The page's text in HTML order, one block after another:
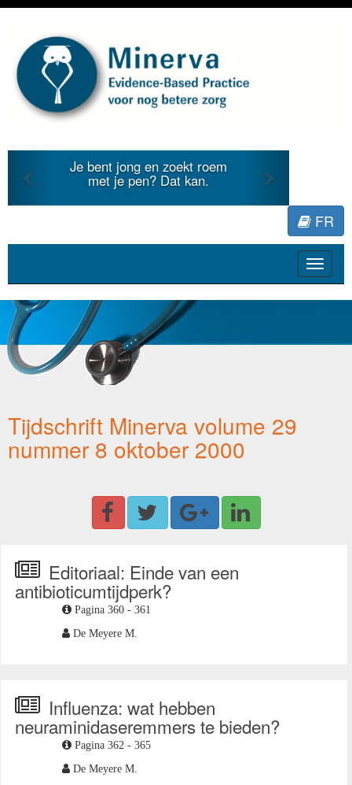
Je bent jong en zoekt roem
met je pen? Dat kan.
Previous
FR
Toggle
Tijdschrift Minerva volume 29
nummer 8 oktober 2000
Editoriaal: Einde van een
antibioticumtijdperk?
Pagina 360 - 361
De Meyere M.
Influenza: wat hebben
neuraminidaseremmers te bieden?
Pagina 362 - 365
De Meyere M.